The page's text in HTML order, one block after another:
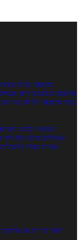
מתכוני סלטים
מתכונים לטבעוניים אפייה
בשר מתכוני ילדים מרקים
מנתח המתכונים
עשירים מתכונים לפי
עדות ספרי בישול
תפריטי תזונה ערכים